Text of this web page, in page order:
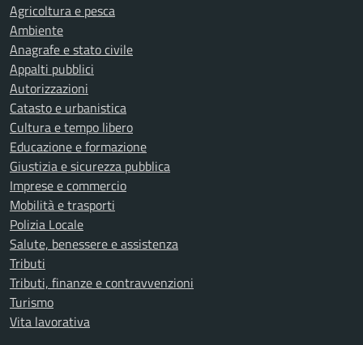
Agricoltura e pesca
Ambiente
Anagrafe e stato civile
Appalti pubblici
Autorizzazioni
Catasto e urbanistica
Cultura e tempo libero
Educazione e formazione
Giustizia e sicurezza pubblica
Imprese e commercio
Mobilità e trasporti
Polizia Locale
Salute, benessere e assistenza
Tributi
Tributi, finanze e contravvenzioni
Turismo
Vita lavorativa